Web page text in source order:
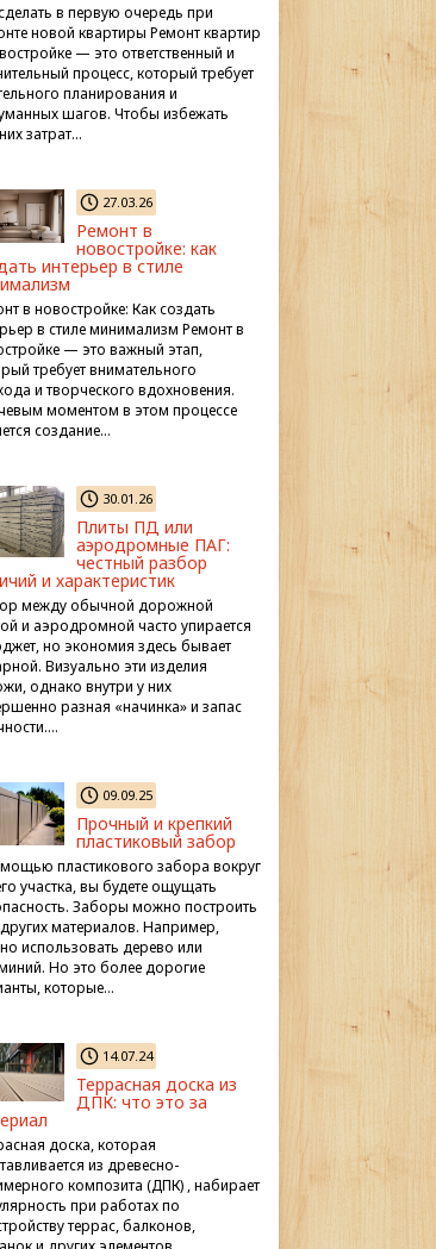
в первую очередь при
новой квартиры Ремонт квартир
— это ответственный и
процесс, который требует
планирования и
шагов. Чтобы избежать
затрат…
27.03.26
Ремонт в
новостройке: как
интерьер в стиле
в новостройке: Как создать
в стиле минимализм Ремонт в
— это важный этап,
требует внимательного
и творческого вдохновения.
моментом в этом процессе
создание…
30.01.26
Плиты ПД или
аэродромные ПАГ:
честный разбор
и характеристик
между обычной дорожной
и аэродромной часто упирается
но экономия здесь бывает
Визуально эти изделия
однако внутри у них
разная «начинка» и запас
09.09.25
Прочный и крепкий
пластиковый забор
пластикового забора вокруг
участка, вы будете ощущать
Заборы можно построить
материалов. Например,
использовать дерево или
Но это более дорогие
которые…
14.07.24
Террасная доска из
ДПК: что это за
доска, которая
из древесно-
композита (ДПК) , набирает
при работах по
террас, балконов,